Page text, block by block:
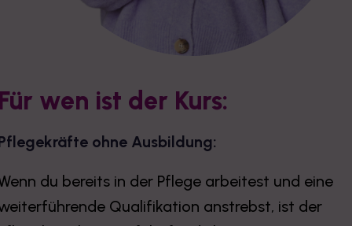
wen ist der Kurs:
ohne Ausbildung:
du bereits in der Pflege arbeitest und eine
Qualifikation anstrebst, ist der